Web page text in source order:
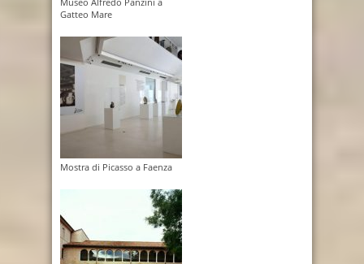
Gatteo Mare
Mostra di Picasso a Faenza